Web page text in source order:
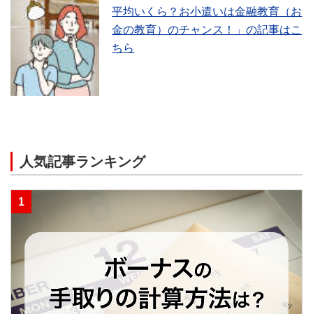
平均いくら？お小遣いは金融教育（お
金の教育）のチャンス！」の記事はこ
ちら
人気記事ランキング